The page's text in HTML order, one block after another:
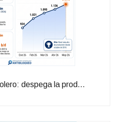
despega la prod...